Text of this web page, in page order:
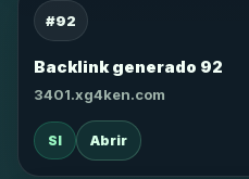
#92
Backlink generado 92
3401.xg4ken.com
SI Abrir